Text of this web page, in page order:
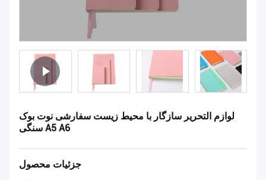
لوازم التحریر سازگار با محیط زیست سفارشی نوت بوک
سنگی A5 A6
جزئیات محصول